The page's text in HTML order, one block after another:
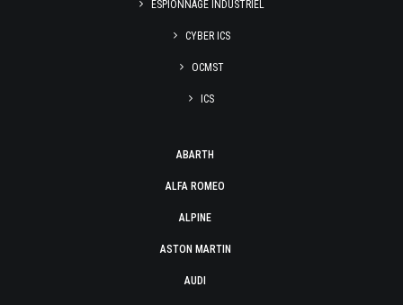
ESPIONNAGE INDUSTRIEL
CYBER ICS
OCMST
ICS
ABARTH
ALFA ROMEO
ALPINE
ASTON MARTIN
AUDI